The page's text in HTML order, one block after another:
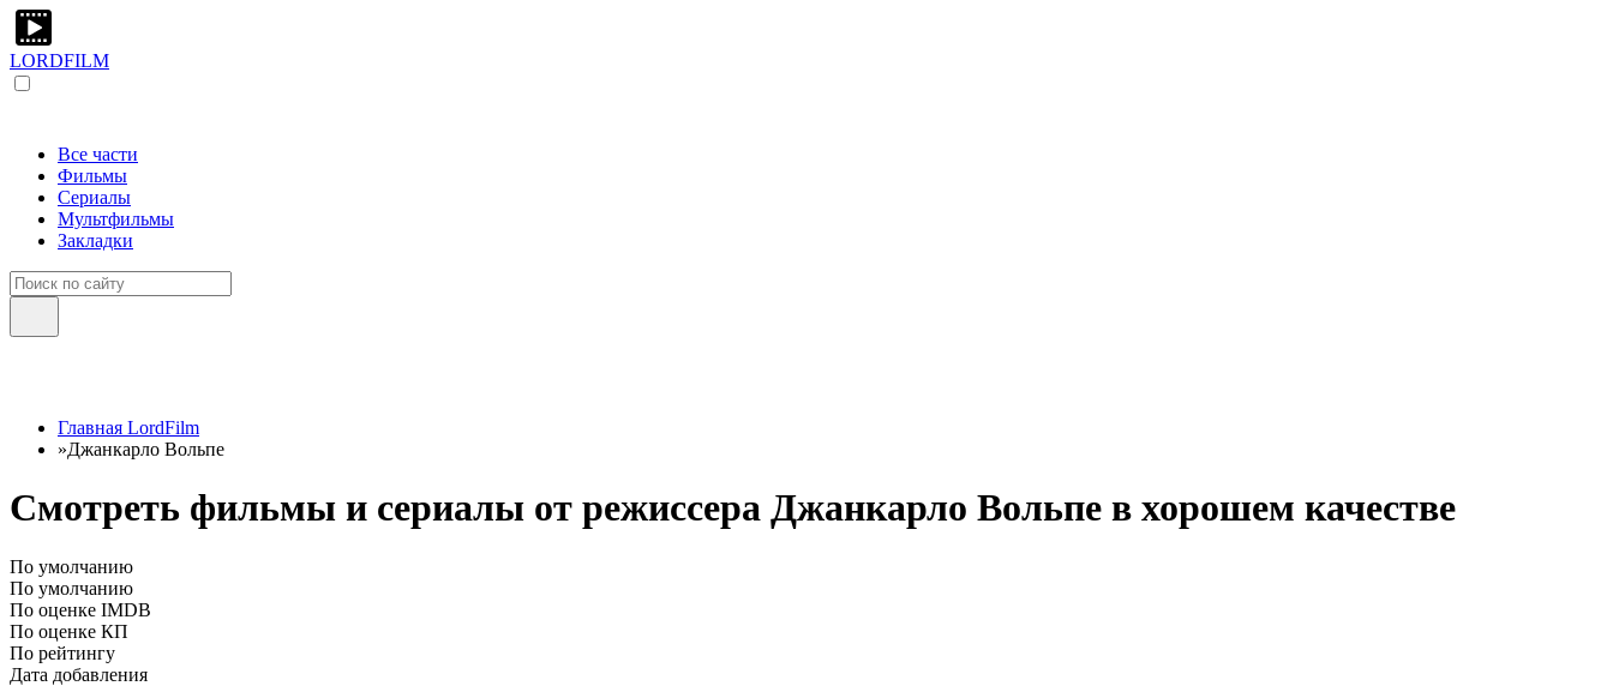
LORDFILM
Все части
Фильмы
Сериалы
Мультфильмы
Закладки
Главная LordFilm
»Джанкарло Вольпе
Смотреть фильмы и сериалы от режиссера Джанкарло Вольпе в хорошем качестве
По умолчанию
По умолчанию
По оценке IMDB
По оценке КП
По рейтингу
Дата добавления